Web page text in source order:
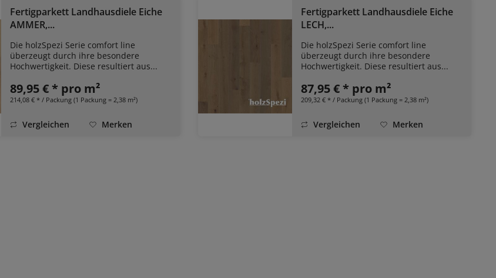
Fertigparkett Landhausdiele Eiche
AMMER,...
Die holzSpezi Serie comfort line
überzeugt durch ihre besondere
Hochwertigkeit. Diese resultiert aus...
89,95 € * pro m²
214,08 € * / Packung (1 Packung = 2,38 m²)
Vergleichen Merken
Fertigparkett Landhausdiele Eiche
LECH,...
Die holzSpezi Serie comfort line
überzeugt durch ihre besondere
Hochwertigkeit. Diese resultiert aus...
87,95 € * pro m²
209,32 € * / Packung (1 Packung = 2,38 m²)
Vergleichen Merken